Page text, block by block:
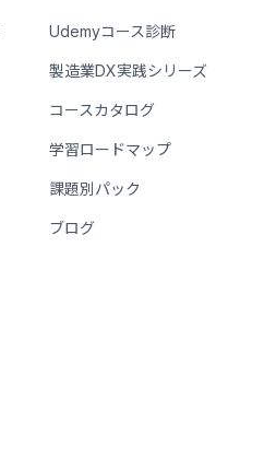
Udemyコース診断
製造業DX実践シリーズ
コースカタログ
学習ロードマップ
課題別パック
ブログ